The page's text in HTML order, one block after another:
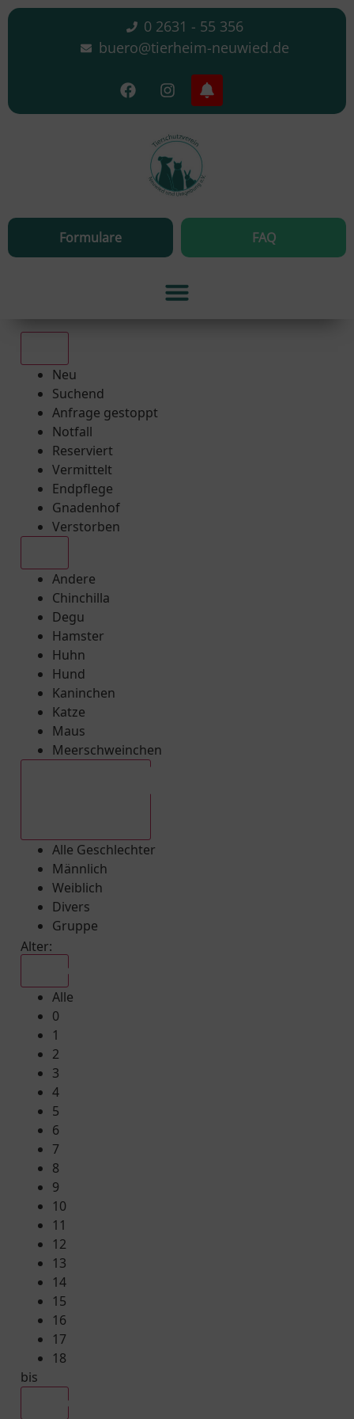
0 2631 - 55 356
buero@tierheim-neuwied.de
Formulare FAQ
Neu
Suchend
Anfrage gestoppt
Notfall
Reserviert
Vermittelt
Endpflege
Gnadenhof
Verstorben
Andere
Chinchilla
Degu
Hamster
Huhn
Hund
Kaninchen
Katze
Maus
Meerschweinchen
Alle Geschlechter
Männlich
Weiblich
Divers
Gruppe
Alter:
Alle
0
1
2
3
4
5
6
7
8
9
10
11
12
13
14
15
16
17
18
bis